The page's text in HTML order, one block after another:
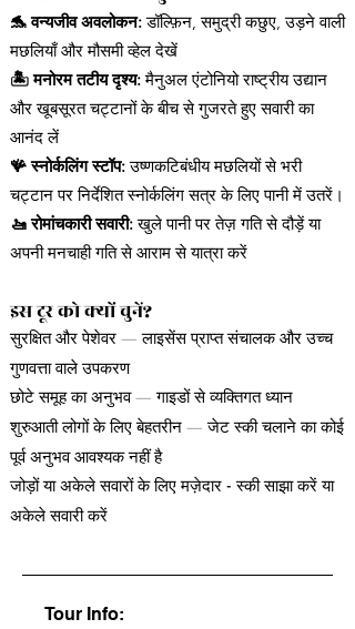
🐬 वन्यजीव अवलोकन:डॉल्फ़िन, समुद्री कछुए, उड़ने वाली
मछलियाँ और मौसमी व्हेल देखें
🏝️ मनोरम तटीय दृश्य:मैनुअल एंटोनियो राष्ट्रीय उद्यान
और खूबसूरत चट्टानों के बीच से गुजरते हुए सवारी का
आनंद लें
🪸 स्नोर्कलिंग स्टॉप:उष्णकटिबंधीय मछलियों से भरी
चट्टान पर निर्देशित स्नोर्कलिंग सत्र के लिए पानी में उतरें।
🚤 रोमांचकारी सवारी:खुले पानी पर तेज़ गति से दौड़ें या
अपनी मनचाही गति से आराम से यात्रा करें
इस टूर को क्यों चुनें?
सुरक्षित और पेशेवर — लाइसेंस प्राप्त संचालक और उच्च
गुणवत्ता वाले उपकरण
छोटे समूह का अनुभव— गाइडों से व्यक्तिगत ध्यान
शुरुआती लोगों के लिए बेहतरीन — जेट स्की चलाने का कोई
पूर्व अनुभव आवश्यक नहीं है
जोड़ों या अकेले सवारों के लिए मज़ेदार - स्की साझा करें या
अकेले सवारी करें
Tour Info: